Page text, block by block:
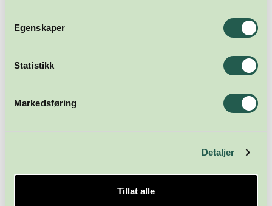
Egenskaper
Statistikk
Markedsføring
Detaljer
Tillat alle
Abonner
Næringsforeningen i
Kristiansandsregionen